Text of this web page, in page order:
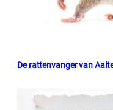
De rattenvanger van